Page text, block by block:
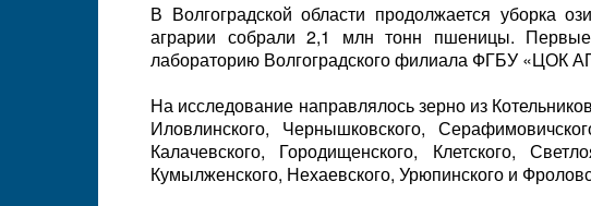
В Волгоградской области продолжается уборка
аграрии собрали 2,1 млн тонн пшеницы.
лабораторию Волгоградского филиала ФГБУ «ЦОК
На исследование направлялось зерно из
Иловлинского, Чернышковского,
Калачевского, Городищенского, Клетского,
Кумылженского, Нехаевского, Урюпинского и